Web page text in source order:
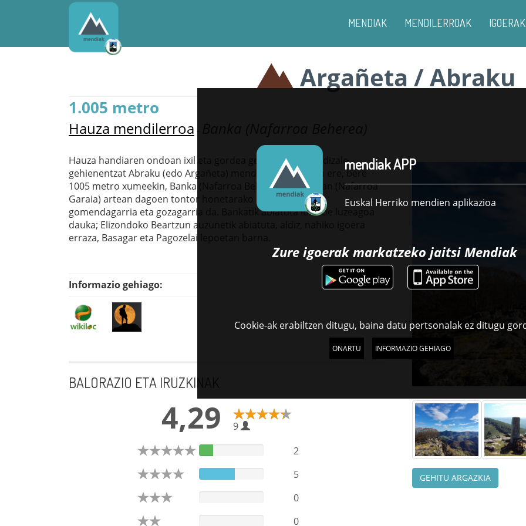
MENDIAK MENDILERROAK IGOERAK
mendiak APP
Euskal Herriko mendien aplikazioa
Zure igoerak markatzeko jaitsi Mendiak
Cookie-ak erabiltzen ditugu, baina datu pertsonalak ez ditugu
ONARTU INFORMAZIO GEHIAGO
Argañeta / Abraku
1.005 metro
Hauza mendilerroa -
Hauza handiaren ondoan ixil eta gordea geratzen da mendizale
gehienentzat Abraku (edo Argañeta) mendi-tontorra. Hala ere, bere
1005 metro xumeekin, Banka (Nafarroa Beherea) eta Baztan (Nafarroa
Garaia) artean dagoen tontor honetarako igoera erabat
gomendagarria eta gozagarria da. Bankatik abiatuta ibilbide luzeagoa
dauka; Elizondoko Beartzun auzunetik abiatuta, aldiz, nahiko igoera
erraza, Basagar eta Pagozelai lepoetan barna.
Informazio gehiago:
BALORAZIO ETA IRUZKINAK
4,29
9
2
5
0
0
GEHITU ARGAZKIA